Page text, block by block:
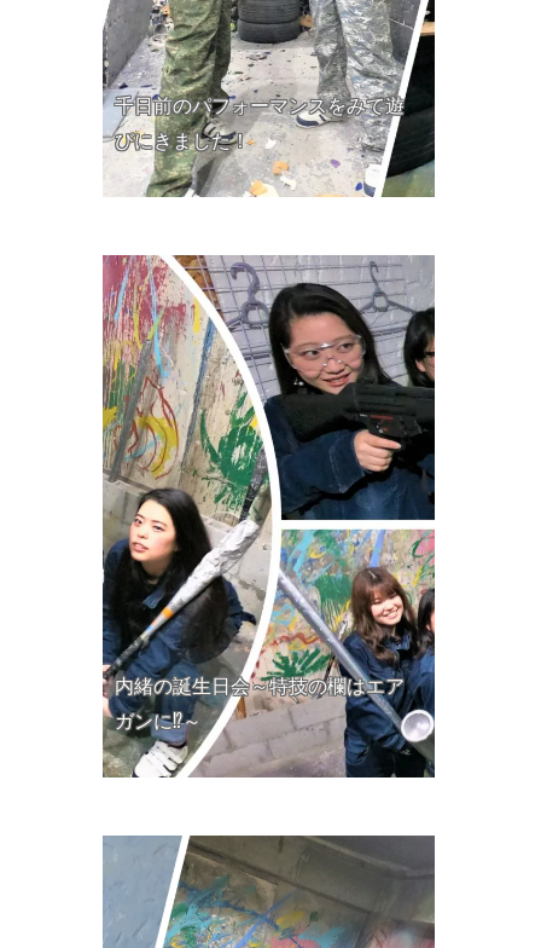
千日前のパフォーマンスをみて遊
びにきました！
内緒の誕生日会～特技の欄はエア
ガンに⁉～